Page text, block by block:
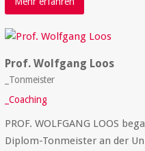
Prof. Wolfgang Loos
_Tonmeister
_Coaching
PROF. WOLFGANG LOOS
Diplom-Tonmeister an der